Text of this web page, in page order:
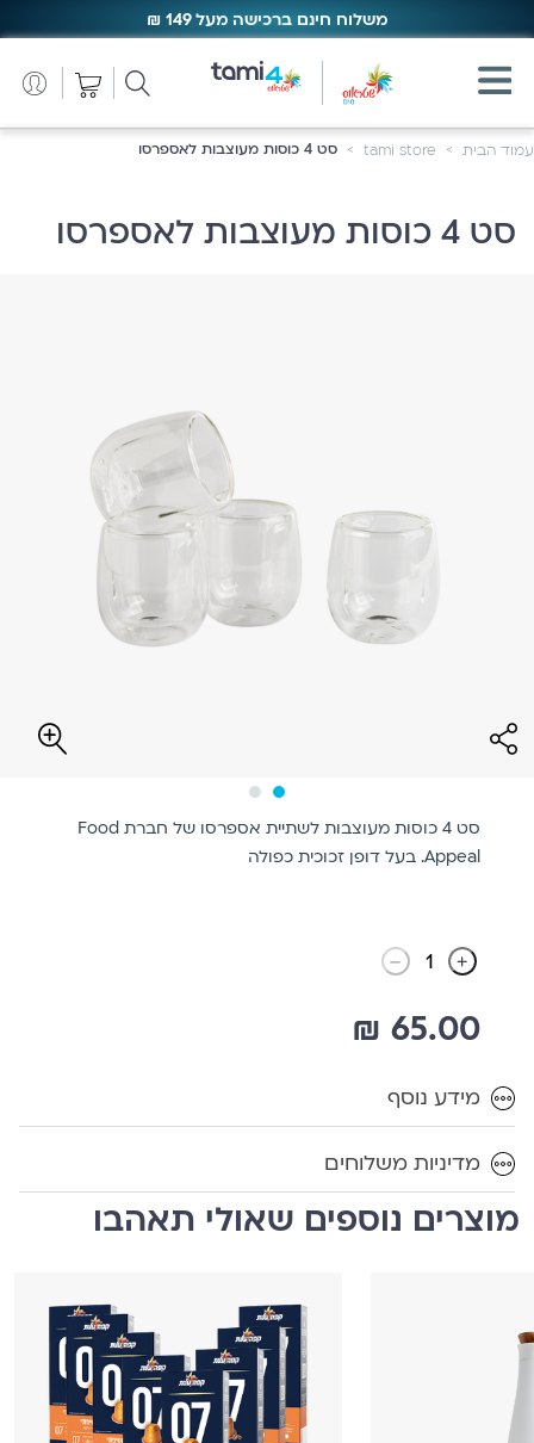
משלוח חינם ברכישה מעל 149 ₪
עמוד הבית tami store סט 4 כוסות מעוצבות לאספרסו
סט 4 כוסות מעוצבות לאספרסו
סט 4 כוסות מעוצבות לשתיית אספרסו של חברת Food
Appeal. בעל דופן זכוכית כפולה
65.00
₪
מידע נוסף
מדיניות משלוחים
מוצרים נוספים שאולי תאהבו